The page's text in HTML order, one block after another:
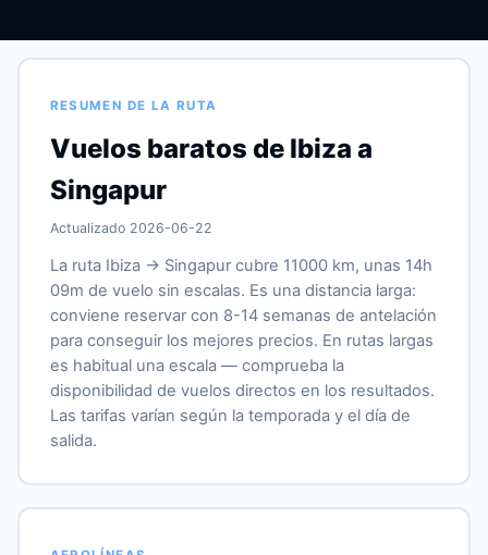
RESUMEN DE LA RUTA
Vuelos baratos de Ibiza a
Singapur
Actualizado 2026-06-22
La ruta Ibiza → Singapur cubre 11000 km, unas 14h
09m de vuelo sin escalas. Es una distancia larga:
conviene reservar con 8-14 semanas de antelación
para conseguir los mejores precios. En rutas largas
es habitual una escala — comprueba la
disponibilidad de vuelos directos en los resultados.
Las tarifas varían según la temporada y el día de
salida.